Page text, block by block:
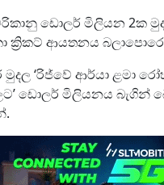
ඩොලර් මිලියන 2ක
ක්‍රිකට් ආයතනය
මුදල ‘රිජ්වේ ආර්යා ළමා
ඩොලර් මිලියනය බැගින්